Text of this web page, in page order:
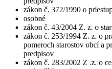
zákon č. 372/1990 o
osobné
zákon č. 43/2004 Z. z. o
zákon č. 253/1994 Z. z. o
pomeroch starostov obcí a
predpisov
zákon č. 283/2002 Z .z. o